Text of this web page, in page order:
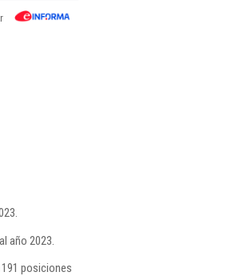
año 2023.
posiciones